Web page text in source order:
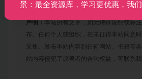
声明： 本站所有文章，如无特殊说明或标
布。任何个人或组织，在未征得本站同意
采集、发布本站内容到任何网站、书籍等
站内容侵犯了原著者的合法权益，可联系我
景：最全资源库，学习更优惠，我